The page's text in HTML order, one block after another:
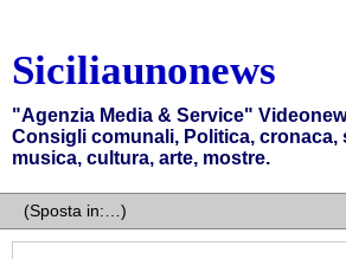
Siciliaunonews
"Agenzia Media & Service"
Consigli comunali, Politica, cronaca,
musica, cultura, arte, mostre.